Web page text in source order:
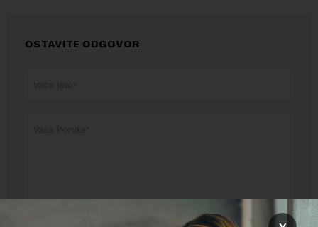
OSTAVITE ODGOVOR
Pre slanja komentara, molimo vas da se upoznate sa